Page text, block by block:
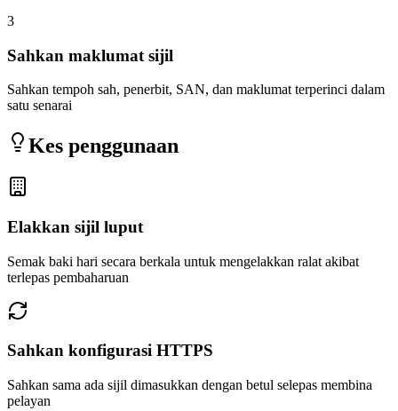
3
Sahkan maklumat sijil
Sahkan tempoh sah, penerbit, SAN, dan maklumat terperinci dalam
satu senarai
Kes penggunaan
Elakkan sijil luput
Semak baki hari secara berkala untuk mengelakkan ralat akibat
terlepas pembaharuan
Sahkan konfigurasi HTTPS
Sahkan sama ada sijil dimasukkan dengan betul selepas membina
pelayan